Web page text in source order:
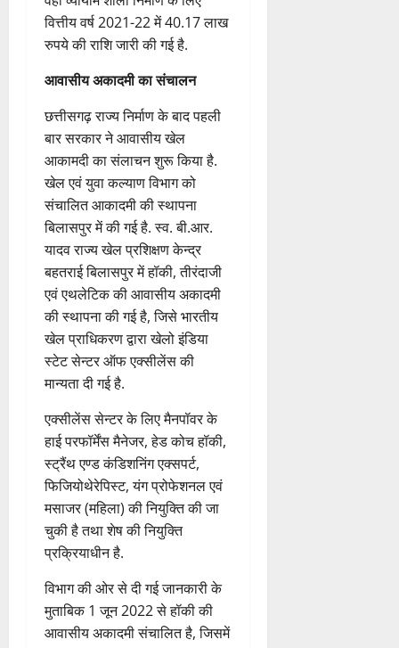
विभाग से मान्यता प्राप्त हैं. वित्तीय वर्ष
2021-22 में 1.43 करोड़ रुपये
अनुदान राशि भी जारी किया गया है।
वहीं व्यायाम शाला निर्माण के लिए
रुपये की राशि जारी की गई है.
आवासीय अकादमी का संचालन
छत्तीसगढ़ राज्य निर्माण के बाद पहली
बार सरकार ने आवासीय खेल
आकामदी का संलाचन शुरू किया है.
खेल एवं युवा कल्याण विभाग को
संचालित आकादमी की स्थापना
बिलासपुर में की गई है. स्व. बी.आर.
यादव राज्य खेल प्रशिक्षण केन्द्र
बहतराई बिलासपुर में हॉकी, तीरंदाजी
एवं एथलेटिक की आवासीय अकादमी
की स्थापना की गई है, जिसे भारतीय
खेल प्राधिकरण द्वारा खेलो इंडिया
स्टेट सेन्टर ऑफ एक्सीलेंस की
मान्यता दी गई है.
एक्सीलेंस सेन्टर के लिए मैनपॉवर के
हाई परफॉर्मेंस मैनेजर, हेड कोच हॉकी,
स्ट्रैंथ एण्ड कंडिशनिंग एक्सपर्ट,
फिजियोथेरेपिस्ट, यंग प्रोफेशनल एवं
मसाजर (महिला) की नियुक्ति की जा
चुकी है तथा शेष की नियुक्ति
प्रक्रियाधीन है.